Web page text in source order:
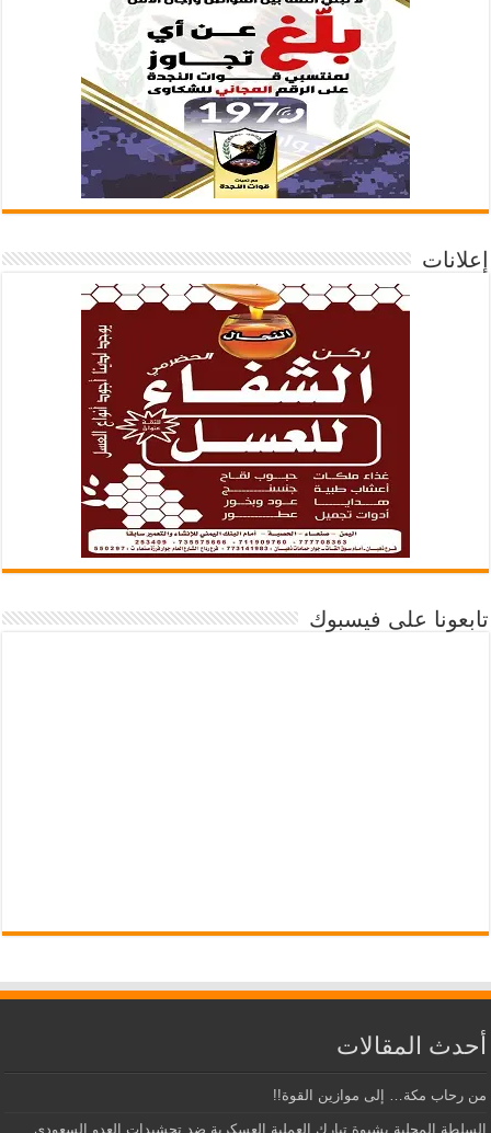
إعلانات
تابعونا على فيسبوك
أحدث المقالات
من رحاب مكة… إلى موازين القوة!!
السلطة المحلية بشبوة تبارك العملية العسكرية ضد تحشيدات العدو السعودي